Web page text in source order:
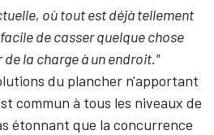
où tout est déjà tellement
de casser quelque chose
la charge à un endroit."
du plancher n'apportant
commun à tous les niveaux de
étonnant que la concurrence